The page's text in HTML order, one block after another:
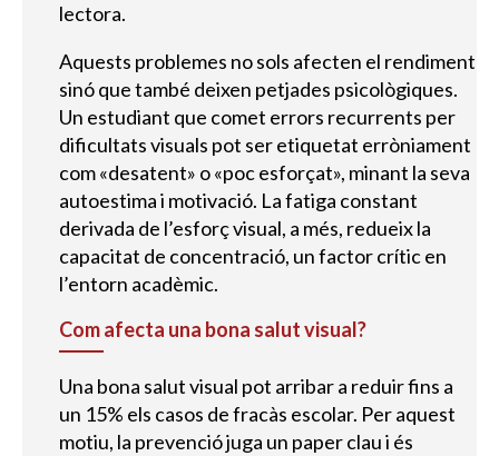
lectora.
Aquests problemes no sols afecten el rendiment
sinó que també deixen petjades psicològiques.
Un estudiant que comet errors recurrents per
dificultats visuals pot ser etiquetat erròniament
com «desatent» o «poc esforçat», minant la seva
autoestima i motivació. La fatiga constant
derivada de l’esforç visual, a més, redueix la
capacitat de concentració, un factor crític en
l’entorn acadèmic.
Com afecta una bona salut visual?
Una bona salut visual pot arribar a reduir fins a
un 15% els casos de fracàs escolar. Per aquest
motiu, la prevenció juga un paper clau i és